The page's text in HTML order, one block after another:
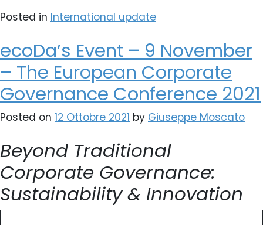
Posted in International update
ecoDa’s Event – 9 November
– The European Corporate
Governance Conference 2021
Posted on 12 Ottobre 2021 by Giuseppe Moscato
Beyond Traditional
Corporate Governance:
Sustainability & Innovation